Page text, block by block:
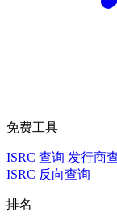
免费工具
ISRC 查询 发行商
ISRC 反向查询
排名